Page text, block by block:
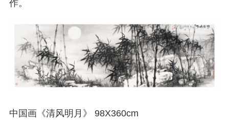
作。
中国画《清风明月》 98X360cm